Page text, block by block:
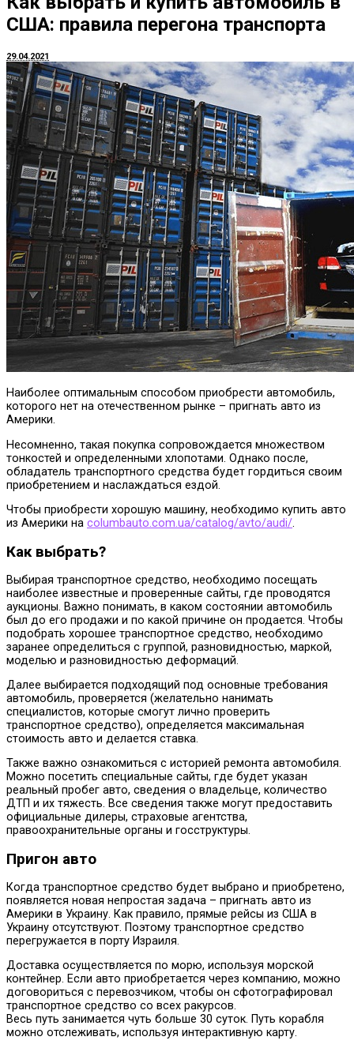
США: правила перегона транспорта
29.04.2021
Наиболее оптимальным способом приобрести автомобиль,
которого нет на отечественном рынке – пригнать авто из
Америки.
Несомненно, такая покупка сопровождается множеством
тонкостей и определенными хлопотами. Однако после,
обладатель транспортного средства будет гордиться своим
приобретением и наслаждаться ездой.
Чтобы приобрести хорошую машину, необходимо купить авто
из Америки на columbauto.com.ua/catalog/avto/audi/.
Как выбрать?
Выбирая транспортное средство, необходимо посещать
наиболее известные и проверенные сайты, где проводятся
аукционы. Важно понимать, в каком состоянии автомобиль
был до его продажи и по какой причине он продается. Чтобы
подобрать хорошее транспортное средство, необходимо
заранее определиться с группой, разновидностью, маркой,
моделью и разновидностью деформаций.
Далее выбирается подходящий под основные требования
автомобиль, проверяется (желательно нанимать
специалистов, которые смогут лично проверить
транспортное средство), определяется максимальная
стоимость авто и делается ставка.
Также важно ознакомиться с историей ремонта автомобиля.
Можно посетить специальные сайты, где будет указан
реальный пробег авто, сведения о владельце, количество
ДТП и их тяжесть. Все сведения также могут предоставить
официальные дилеры, страховые агентства,
правоохранительные органы и госструктуры.
Пригон авто
Когда транспортное средство будет выбрано и приобретено,
появляется новая непростая задача – пригнать авто из
Америки в Украину. Как правило, прямые рейсы из США в
Украину отсутствуют. Поэтому транспортное средство
перегружается в порту Израиля.
Доставка осуществляется по морю, используя морской
контейнер. Если авто приобретается через компанию, можно
договориться с перевозчиком, чтобы он сфотографировал
транспортное средство со всех ракурсов.
Весь путь занимается чуть больше 30 суток. Путь корабля
можно отслеживать, используя интерактивную карту.